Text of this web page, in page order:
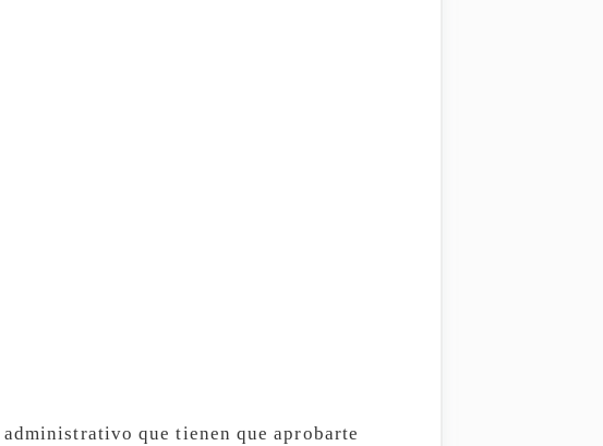
que tienen que aprobarte